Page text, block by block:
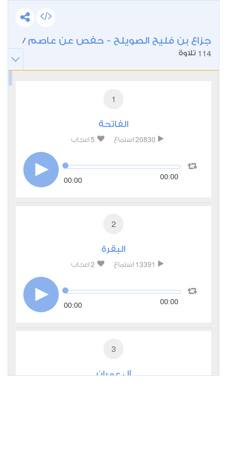
جزاع بن فليح الصويلح - حفص عن عاصم /
114 تلاوة
1
الفاتحة
20830 استماع 5 اعجاب
00:00 00:00
2
البقرة
13391 استماع 2 اعجاب
00:00 00:00
3
آل عمران